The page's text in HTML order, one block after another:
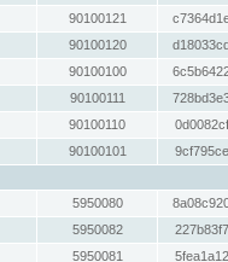
90100121
90100120
90100100
90100111
90100110
90100101
5950080
5950082
5950081